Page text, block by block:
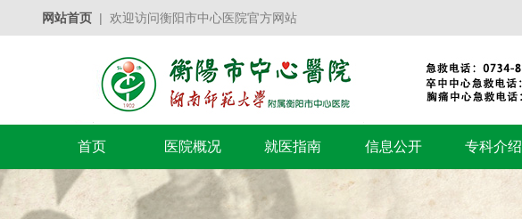
网站首页 | 欢迎访问衡阳市中心医院官方网站
首页 医院概况 就医指南 信息公开 专科介绍